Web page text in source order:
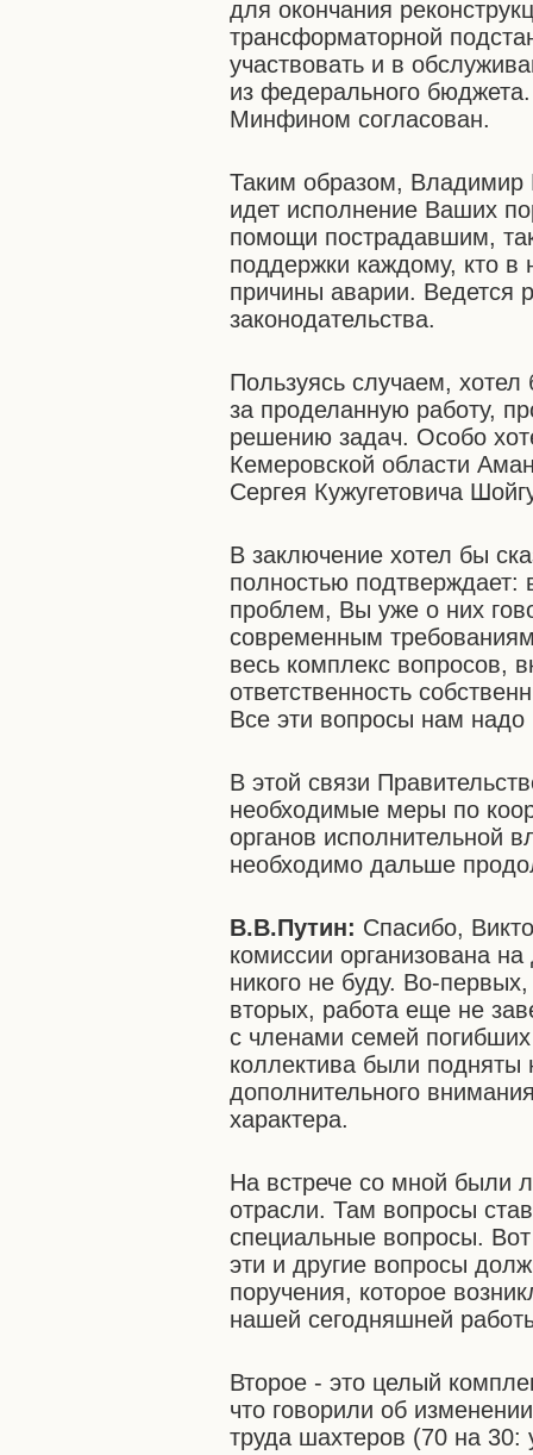
для окончания
трансформаторной
участвовать и в
из федерального
Минфином согласован.
Таким образом, Владимир
идет исполнение Ваших
помощи пострадавшим,
поддержки каждому, кто
причины аварии. Ведется
законодательства.
Пользуясь случаем,
за проделанную работу,
решению задач. Особо
Кемеровской области
Сергея Кужугетовича
В заключение хотел бы
полностью подтверждает:
проблем, Вы уже о них
современным
весь комплекс вопросов,
ответственность
Все эти вопросы нам
В этой связи
необходимые меры по
органов исполнительной
необходимо дальше
В.В.Путин: Спасибо,
комиссии организована
никого не буду. Во-
вторых, работа еще не
с членами семей
коллектива были подняты
дополнительного
характера.
На встрече со мной были
отрасли. Там вопросы
специальные вопросы.
эти и другие вопросы
поручения, которое
нашей сегодняшней
Второе - это целый
что говорили об
труда шахтеров (70 на 30: